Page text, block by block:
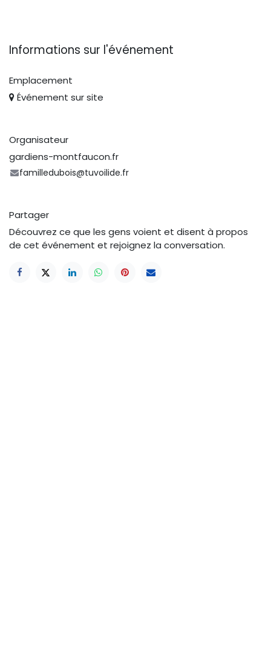
Informations sur l'événement
Emplacement
Événement sur site
Organisateur
gardiens-montfaucon.fr
familledubois@tuvoilide.fr
Partager
Découvrez ce que les gens voient et disent à propos
de cet événement et rejoignez la conversation.